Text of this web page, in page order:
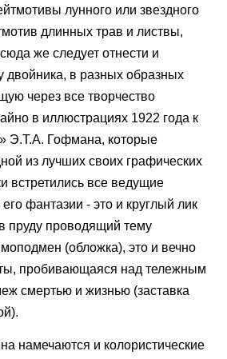
лунного или звездного
длинных трав и листвы,
же следует отнести и
двойника, в разных образных
через все творчество
в иллюстрациях 1922 года к
Э.Т.А. Гофмана, которые
из лучших своих графических
встретились все ведущие
фантазии - это и круглый лик
пруду проводящий тему
(обложка), это и вечно
пробивающаяся над тележным
смертью и жизнью (заставка
намечаются и колористические